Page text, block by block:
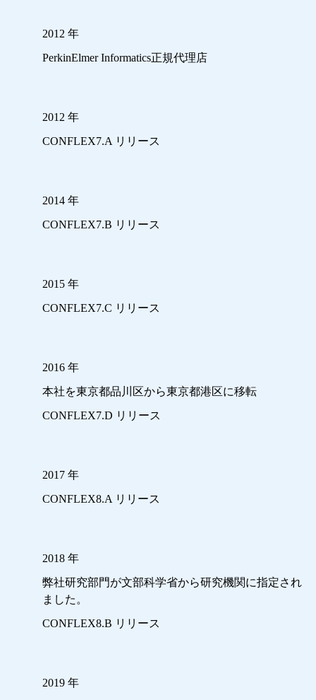
2012 年
PerkinElmer Informatics正規代理店
2012 年
CONFLEX7.A リリース
2014 年
CONFLEX7.B リリース
2015 年
CONFLEX7.C リリース
2016 年
本社を東京都品川区から東京都港区に移転
CONFLEX7.D リリース
2017 年
CONFLEX8.A リリース
2018 年
弊社研究部門が文部科学省から研究機関に指定され
ました。
CONFLEX8.B リリース
2019 年